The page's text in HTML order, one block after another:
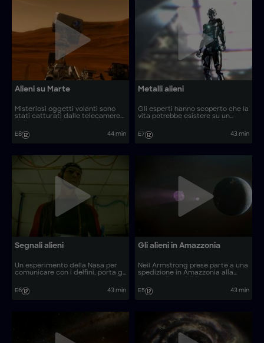
Alieni su Marte
Misteriosi oggetti volanti sono
stati catturati dalle telecamere
la possibilità dell'esistenza di
forme di vita al di fuori del nostro
E8 44 min
Metalli alieni
Gli esperti hanno scoperto che la
vita potrebbe esistere su un
potrebbe ospitare una civiltà
aliena?
E7 43 min
Segnali alieni
Un esperimento della Nasa per
comunicare con i delfini, porta gli
solo l'inizio per stabilire un futuro
contatto con gli alieni.
E6 43 min
Gli alieni in Amazzonia
Neil Armstrong prese parte a una
spedizione in Amazzonia alla
apparentemente creata dagli
alieni.
E5 43 min